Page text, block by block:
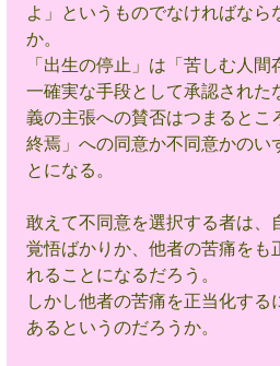
よ」というものでなければなら
か。
「出生の停止」は「苦しむ人
一確実な手段として承認された
義の主張への賛否はつまるとこ
終焉」への同意か不同意かのい
とになる。
敢えて不同意を選択する者は、
覚悟ばかりか、他者の苦痛をも
れることになるだろう。
しかし他者の苦痛を正当化す
あるというのだろうか。